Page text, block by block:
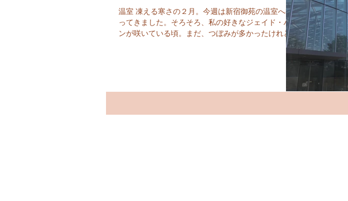
温室 凍える寒さの２月。今週は新宿御苑の温室へ行
ってきました。そろそろ、私の好きなジェイド・バイ
ンが咲いている頃。まだ、つぼみが多かったけれど、
大好きなジェイド・バインに久しぶりに会うことがで
きました。 日本名は翡翠カズラ。この美しい色には